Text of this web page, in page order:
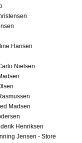
Hansen
Nielsen
Madsen
Henriksen
Jensen - Store